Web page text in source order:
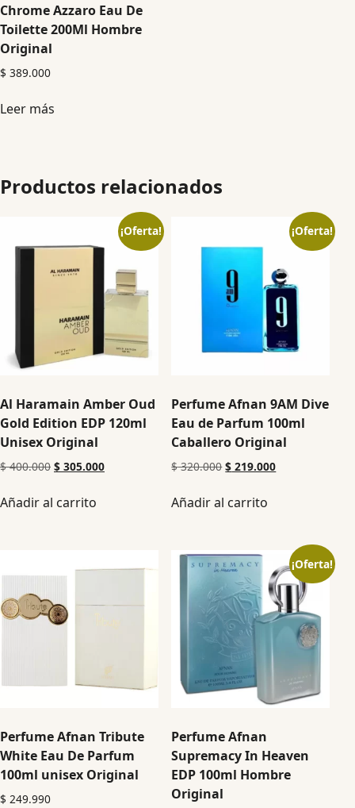
Chrome Azzaro Eau De
Toilette 200Ml Hombre
Original
$ 389.000
Leer más
Productos relacionados
¡Oferta!
Al Haramain Amber Oud
Gold Edition EDP 120ml
Unisex Original
$400.000 $ 305.000
Añadir al carrito
¡Oferta!
Perfume Afnan 9AM Dive
Eau de Parfum 100ml
Caballero Original
$320.000 $ 219.000
Añadir al carrito
Perfume Afnan Tribute
White Eau De Parfum
100ml unisex Original
$ 249.990
¡Oferta!
Perfume Afnan
Supremacy In Heaven
EDP 100ml Hombre
Original